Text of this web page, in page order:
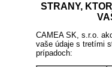
STRANY,
CAMEA SK, s.r.o.
vaše údaje s tretími
prípadoch: